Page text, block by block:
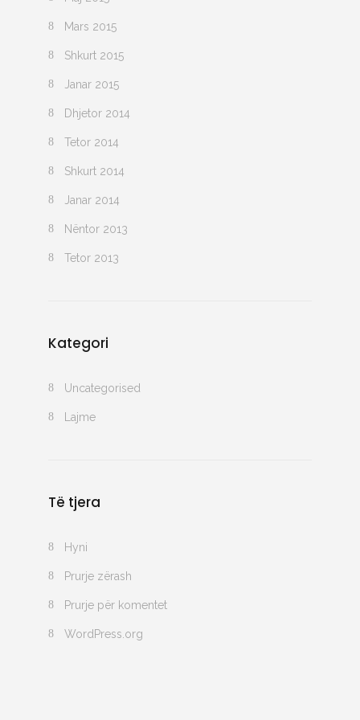
Mars 2015
Shkurt 2015
Janar 2015
Dhjetor 2014
Tetor 2014
Shkurt 2014
Janar 2014
Nëntor 2013
Tetor 2013
Kategori
Uncategorised
Lajme
Të tjera
Hyni
Prurje zërash
Prurje për komentet
WordPress.org